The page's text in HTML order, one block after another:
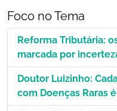
Foco no Tema
Reforma Tributária:
marcada por
Doutor Luizinho:
com Doenças Raras